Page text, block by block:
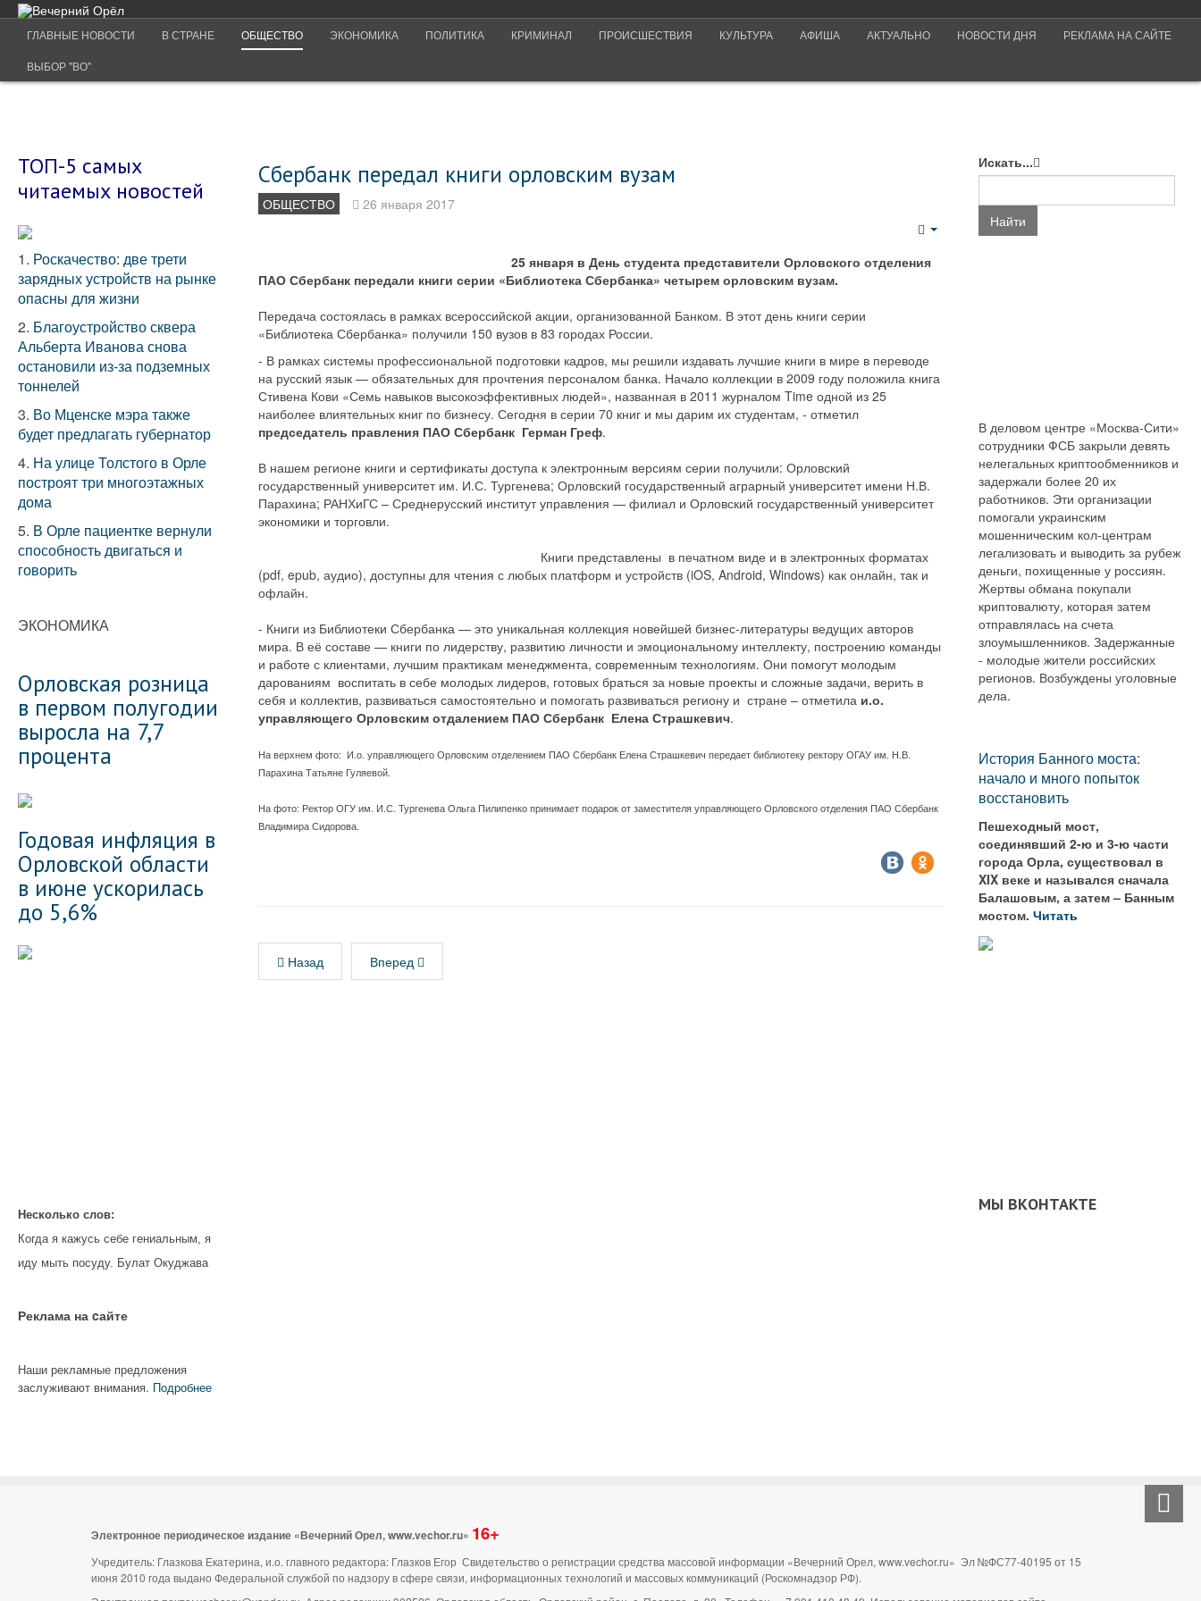
ГЛАВНЫЕ НОВОСТИ В СТРАНЕ ОБЩЕСТВО ЭКОНОМИКА ПОЛИТИКА КРИМИНАЛ ПРОИСШЕСТВИЯ КУЛЬТУРА АФИША АКТУАЛЬНО НОВОСТИ ДНЯ РЕКЛАМА НА САЙТЕ
ВЫБОР "ВО"
Сбербанк передал книги орловским вузам
ОБЩЕСТВО 26 января 2017
25 января в День студента представители Орловского отделения
ПАО Сбербанк передали книги серии «Библиотека Сбербанка» четырем орловским вузам.
Передача состоялась в рамках всероссийской акции, организованной Банком. В этот день книги серии
«Библиотека Сбербанка» получили 150 вузов в 83 городах России.
- В рамках системы профессиональной подготовки кадров, мы решили издавать лучшие книги в мире в переводе
на русский язык — обязательных для прочтения персоналом банка. Начало коллекции в 2009 году положила книга
Стивена Кови «Семь навыков высокоэффективных людей», названная в 2011 журналом Time одной из 25
наиболее влиятельных книг по бизнесу. Сегодня в серии 70 книг и мы дарим их студентам, - отметил
председатель правления ПАО Сбербанк Герман Греф.
В нашем регионе книги и сертификаты доступа к электронным версиям серии получили: Орловский
государственный университет им. И.С. Тургенева; Орловский государственный аграрный университет имени Н.В.
Парахина; РАНХиГС – Среднерусский институт управления — филиал и Орловский государственный университет
экономики и торговли.
Книги представлены в печатном виде и в электронных форматах
(pdf, epub, аудио), доступны для чтения с любых платформ и устройств (iOS, Android, Windows) как онлайн, так и
офлайн.
- Книги из Библиотеки Сбербанка — это уникальная коллекция новейшей бизнес-литературы ведущих авторов
мира. В её составе — книги по лидерству, развитию личности и эмоциональному интеллекту, построению команды
и работе с клиентами, лучшим практикам менеджмента, современным технологиям. Они помогут молодым
дарованиям воспитать в себе молодых лидеров, готовых браться за новые проекты и сложные задачи, верить в
себя и коллектив, развиваться самостоятельно и помогать развиваться региону и стране – отметила и.о.
управляющего Орловским отдалением ПАО Сбербанк Елена Страшкевич.
На верхнем фото: И.о. управляющего Орловским отделением ПАО Сбербанк Елена Страшкевич передает библиотеку ректору ОГАУ им. Н.В.
Парахина Татьяне Гуляевой.
На фото: Ректор ОГУ им. И.С. Тургенева Ольга Пилипенко принимает подарок от заместителя управляющего Орловского отделения ПАО Сбербанк
Владимира Сидорова.
Назад Вперед
ТОП-5 самых
читаемых новостей
1. Роскачество: две трети
зарядных устройств на рынке
опасны для жизни
2. Благоустройство сквера
Альберта Иванова снова
остановили из-за подземных
тоннелей
3. Во Мценске мэра также
будет предлагать губернатор
4. На улице Толстого в Орле
построят три многоэтажных
дома
5. В Орле пациентке вернули
способность двигаться и
говорить
ЭКОНОМИКА
Орловская розница
в первом полугодии
выросла на 7,7
процента
Годовая инфляция в
Орловской области
в июне ускорилась
до 5,6%
Несколько слов:
Когда я кажусь себе гениальным, я
иду мыть посуду. Булат Окуджава
Реклама на cайте
Наши рекламные предложения
заслуживают внимания. Подробнее
Искать...
Найти
В деловом центре «Москва-Сити»
сотрудники ФСБ закрыли девять
нелегальных криптообменников и
задержали более 20 их
работников. Эти организации
помогали украинским
мошенническим кол-центрам
легализовать и выводить за рубеж
деньги, похищенные у россиян.
Жертвы обмана покупали
криптовалюту, которая затем
отправлялась на счета
злоумышленников. Задержанные
- молодые жители российских
регионов. Возбуждены уголовные
дела.
История Банного моста:
начало и много попыток
восстановить
Пешеходный мост,
соединявший 2-ю и 3-ю части
города Орла, существовал в
XIX веке и назывался сначала
Балашовым, а затем – Банным
мостом.Читать
МЫ ВКОНТАКТЕ
Электронное периодическое издание «Вечерний Орел, www.vechor.ru» 16+
Учредитель: Глазкова Екатерина, и.о. главного редактора: Глазков Егор Свидетельство о регистрации средства массовой информации «Вечерний Орел, www.vechor.ru» Эл №ФС77-40195 от 15
июня 2010 года выдано Федеральной службой по надзору в сфере связи, информационных технологий и массовых коммуникаций (Роскомнадзор РФ).